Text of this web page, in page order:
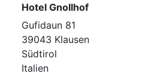
Hotel Gnollhof
Gufidaun 81
39043 Klausen
Südtirol
Italien